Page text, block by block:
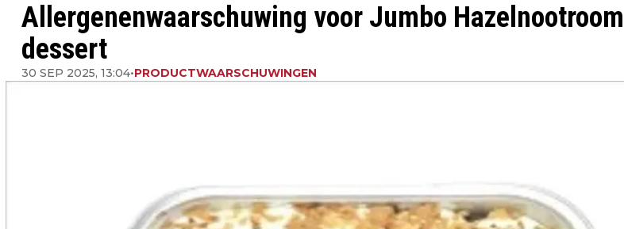
Allergenenwaarschuwing voor Jumbo Hazelnootroom
dessert
30 SEP 2025, 13:04•PRODUCTWAARSCHUWINGEN